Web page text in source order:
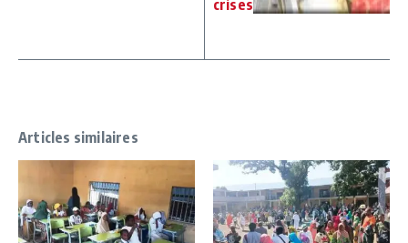
crises
Articles similaires